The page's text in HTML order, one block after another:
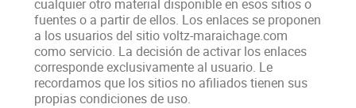
cualquier otro material disponible en esos sitios o
fuentes o a partir de ellos. Los enlaces se proponen
a los usuarios del sitio voltz-maraichage.com
como servicio. La decisión de activar los enlaces
corresponde exclusivamente al usuario. Le
recordamos que los sitios no afiliados tienen sus
propias condiciones de uso.